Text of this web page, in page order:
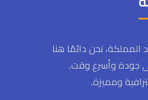
نحن دائمًا هنا
جودة وأسرع وقت.
ومميزة.